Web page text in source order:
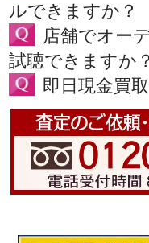
ルできますか？
店舗でオー
試聴できますか？
即日現金買